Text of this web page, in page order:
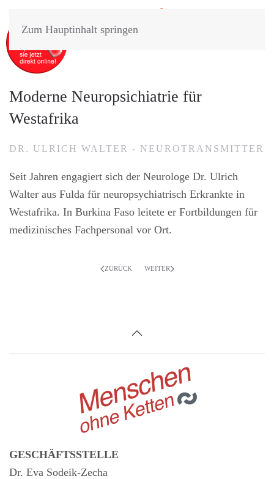
Zum Hauptinhalt springen
Moderne Neuropsichiatrie für
Westafrika
DR. ULRICH WALTER - NEUROTRANSMITTER
Seit Jahren engagiert sich der Neurologe Dr. Ulrich
Walter aus Fulda für neuropsychiatrisch Erkrankte in
Westafrika. In Burkina Faso leitete er Fortbildungen für
medizinisches Fachpersonal vor Ort.
ZURÜCK WEITER
GESCHÄFTSSTELLE
Dr. Eva Sodeik-Zecha